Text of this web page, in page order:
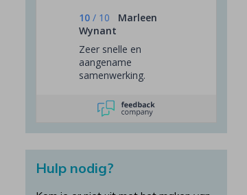
10 / 10
Marleen
Wynant
Zeer snelle en
aangename
samenwerking.
netjes. Zeker een
aanrader.
Hulp nodig?